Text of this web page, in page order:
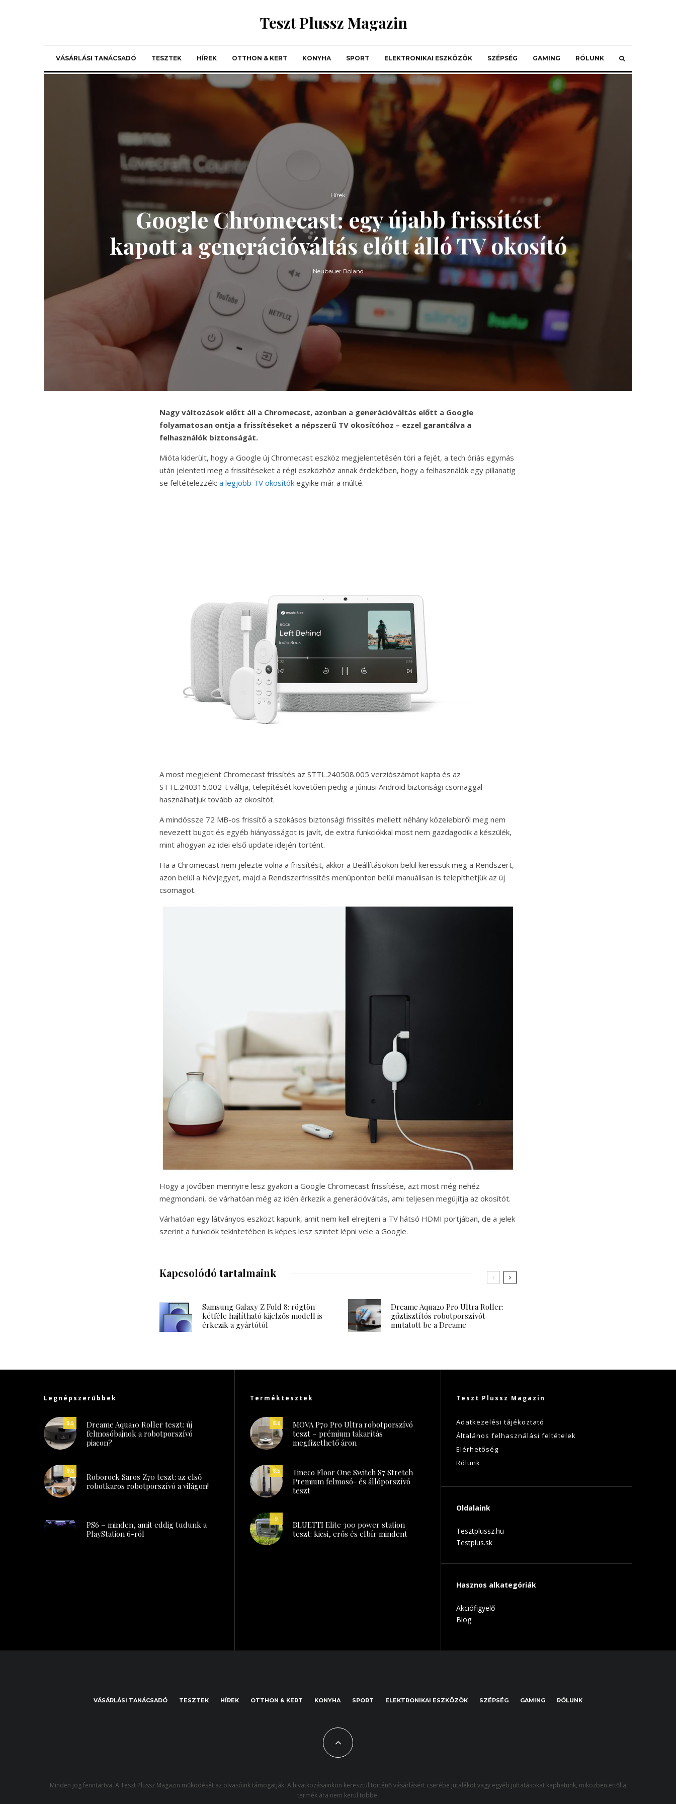
Teszt Plussz Magazin
VÁSÁRLÁSI TANÁCSADÓ TESZTEK HÍREK OTTHON & KERT KONYHA SPORT ELEKTRONIKAI ESZKÖZÖK SZÉPSÉG GAMING RÓLUNK
Hírek
Google Chromecast: egy újabb frissítést
kapott a generációváltás előtt álló TV okosító
Neubauer Roland
Nagy változások előtt áll a Chromecast, azonban a generációváltás előtt a Google
folyamatosan ontja a frissítéseket a népszerű TV okosítóhoz – ezzel garantálva a
felhasználók biztonságát.
Mióta kiderült, hogy a Google új Chromecast eszköz megjelentetésén töri a fejét, a tech óriás egymás
után jelenteti meg a frissítéseket a régi eszközhöz annak érdekében, hogy a felhasználók egy pillanatig
se feltételezzék: a legjobb TV okosítók egyike már a múlté.
A most megjelent Chromecast frissítés az STTL.240508.005 verziószámot kapta és az
STTE.240315.002-t váltja, telepítését követően pedig a júniusi Android biztonsági csomaggal
használhatjuk tovább az okosítót.
A mindössze 72 MB-os frissítő a szokásos biztonsági frissítés mellett néhány közelebbről meg nem
nevezett bugot és egyéb hiányosságot is javít, de extra funkciókkal most nem gazdagodik a készülék,
mint ahogyan az idei első update idején történt.
Ha a Chromecast nem jelezte volna a frissítést, akkor a Beállításokon belül keressük meg a Rendszert,
azon belül a Névjegyet, majd a Rendszerfrissítés menüponton belül manuálisan is telepíthetjük az új
csomagot.
Hogy a jövőben mennyire lesz gyakori a Google Chromecast frissítése, azt most még nehéz
megmondani, de várhatóan még az idén érkezik a generációváltás, ami teljesen megújítja az okosítót.
Várhatóan egy látványos eszközt kapunk, amit nem kell elrejteni a TV hátsó HDMI portjában, de a jelek
szerint a funkciók tekintetében is képes lesz szintet lépni vele a Google.
Kapcsolódó tartalmaink
Samsung Galaxy Z Fold 8: rögtön
kétféle hajlítható kijelzős modell is
érkezik a gyártótól
Dreame Aqua20 Pro Ultra Roller:
gőztisztítós robotporszívót
mutatott be a Dreame
Legnépszerűbbek
9.5
Dreame Aqua10 Roller teszt: új
felmosóbajnok a robotporszívó
piacon?
9.8
Roborock Saros Z70 teszt: az első
robotkaros robotporszívó a világon!
PS6 – minden, amit eddig tudunk a
PlayStation 6-ról
Terméktesztek
8.8
MOVA P70 Pro Ultra robotporszívó
teszt – prémium takarítás
megfizethető áron
8.5
Tineco Floor One Switch S7 Stretch
Premium felmosó- és állóporszívó
teszt
9
BLUETTI Elite 300 power station
teszt: kicsi, erős és elbír mindent
Teszt Plussz Magazin
Adatkezelési tájékoztató
Általános felhasználási feltételek
Elérhetőség
Rólunk
Oldalaink
Tesztplussz.hu
Testplus.sk
Hasznos alkategóriák
Akciófigyelő
Blog
VÁSÁRLÁSI TANÁCSADÓ TESZTEK HÍREK OTTHON & KERT KONYHA SPORT ELEKTRONIKAI ESZKÖZÖK SZÉPSÉG GAMING RÓLUNK
Minden jog fenntartva. A Teszt Plussz Magazin működését az olvasóink támogatják. A hivatkozásainkon keresztül történő vásárlásért cserébe jutalékot vagy egyéb juttatásokat kaphatunk, miközben ettől a
termék ára nem kerül többe.